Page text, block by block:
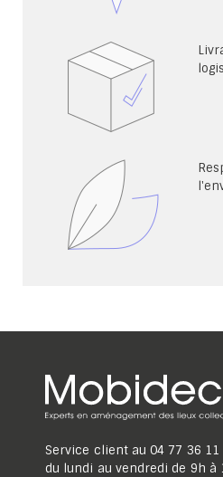
Service client au 04 77 36 11
du lundi au vendredi de 9h à